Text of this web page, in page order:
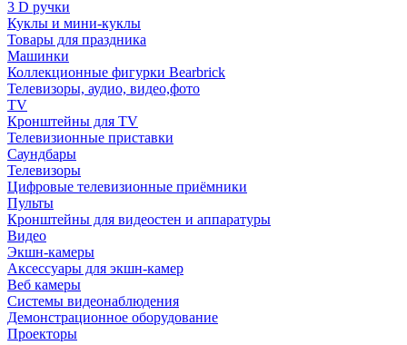
3 D ручки
Куклы и мини-куклы
Товары для праздника
Машинки
Коллекционные фигурки Bearbrick
Телевизоры, аудио, видео,фото
TV
Кронштейны для TV
Телевизионные приставки
Саундбары
Телевизоры
Цифровые телевизионные приёмники
Пульты
Кронштейны для видеостен и аппаратуры
Видео
Экшн-камеры
Аксессуары для экшн-камер
Веб камеры
Системы видеонаблюдения
Демонстрационное оборудование
Проекторы